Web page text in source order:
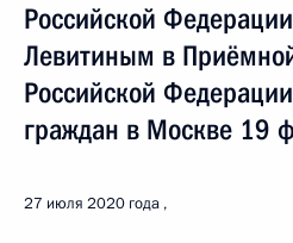
Российской
Левитиным в
Российской
граждан в Москве 19
27 июля 2020 года